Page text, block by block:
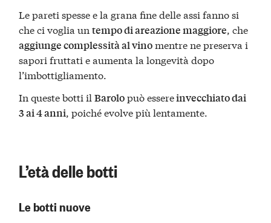
Le pareti spesse e la grana fine delle assi fanno si
che ci voglia untempo di areazione maggiore, che
aggiunge complessità al vinomentre ne preserva i
sapori fruttati e aumenta la longevità dopo
l’imbottigliamento.
In queste botti ilBarolopuò essereinvecchiato dai
3 ai 4 anni, poiché evolve più lentamente.
L’età delle botti
Le botti nuove